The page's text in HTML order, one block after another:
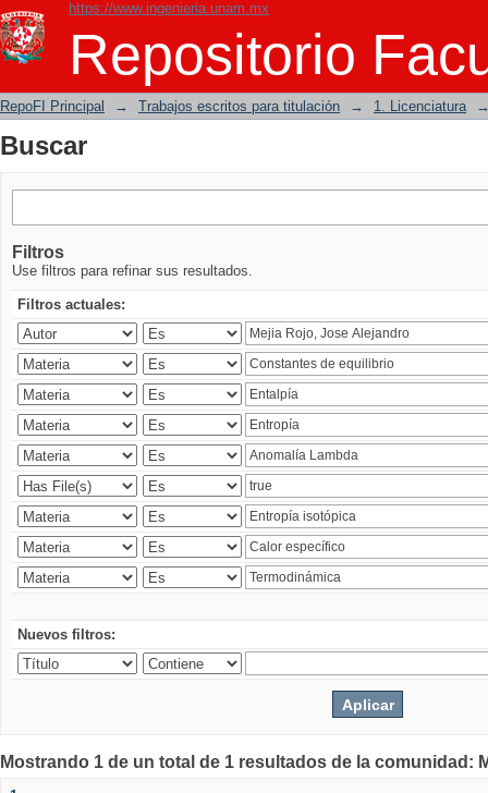
https://www.ingenieria.unam.mx
Repositorio
Buscar
RepoFI Principal → Trabajos escritos para titulación → 1. Licenciatura
Buscar
Filtros
Use filtros para refinar sus resultados.
Filtros actuales:
Nuevos filtros:
Mostrando 1 de un total de 1 resultados de la comunidad: